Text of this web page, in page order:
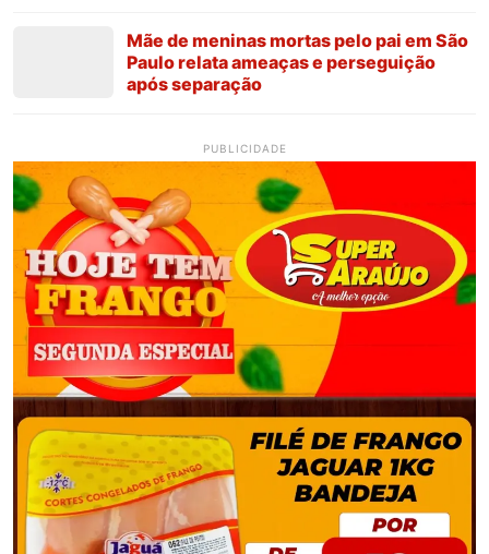
Mãe de meninas mortas pelo pai em São
Paulo relata ameaças e perseguição
após separação
PUBLICIDADE